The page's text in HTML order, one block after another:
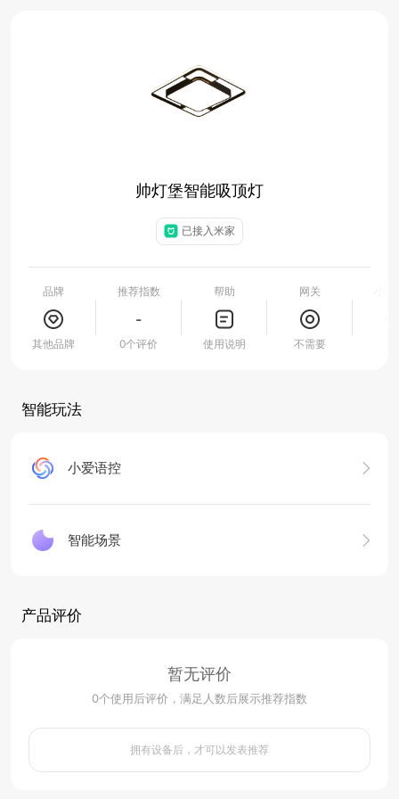
帅灯堡智能吸顶灯
已接入米家
品牌
其他品牌
推荐指数
-
0个评价
帮助
使用说明
网关
不需要
智能玩法
小爱语控
智能场景
产品评价
暂无评价
0个使用后评价，满足人数后展示推荐指数
拥有设备后，才可以发表推荐